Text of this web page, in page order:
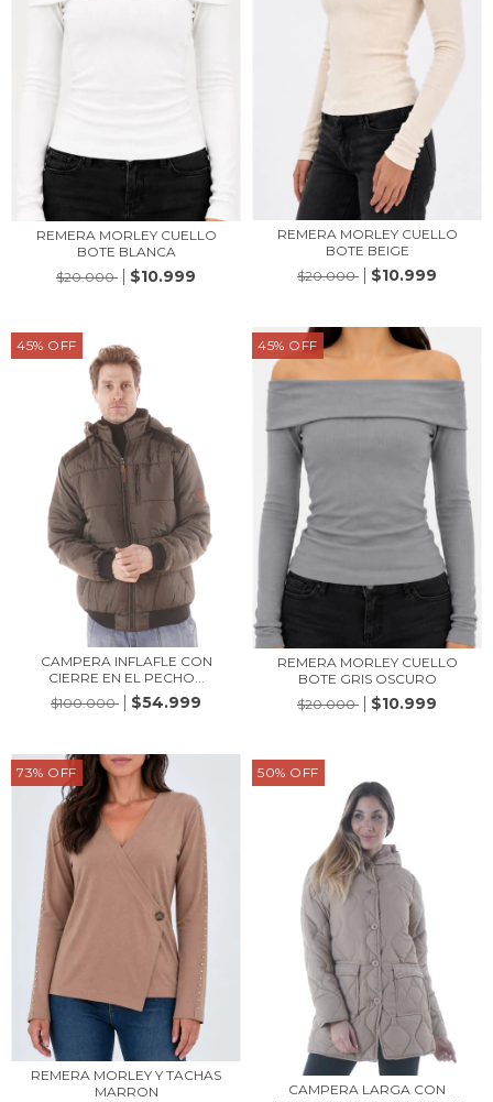
REMERA MORLEY CUELLO
BOTE BLANCA
$20.000
$10.999
REMERA MORLEY CUELLO
BOTE BEIGE
$20.000
$10.999
45% OFF
CAMPERA INFLAFLE CON
CIERRE EN EL PECHO...
$100.000
$54.999
45% OFF
REMERA MORLEY CUELLO
BOTE GRIS OSCURO
$20.000
$10.999
73% OFF
REMERA MORLEY Y TACHAS
MARRON
50% OFF
CAMPERA LARGA CON